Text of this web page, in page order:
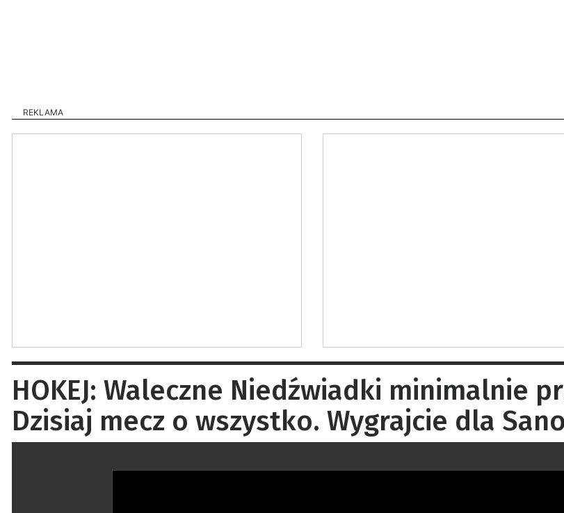
REKLAMA
HOKEJ: Waleczne Niedźwiadki minimalnie
Dzisiaj mecz o wszystko. Wygrajcie dla